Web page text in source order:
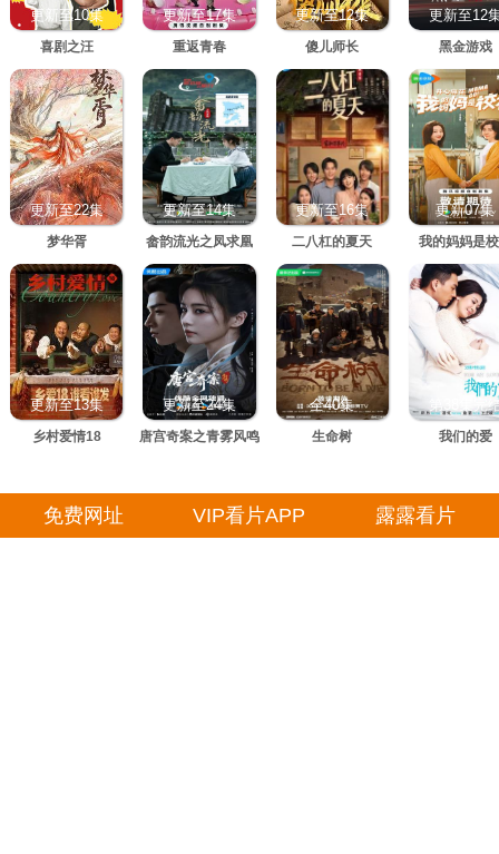
更新至10集
喜剧之汪
更新至17集
重返青春
更新至12集
傻儿师长
更新至12
黑金游戏
更新至22集
梦华胥
更新至14集
畲韵流光之凤求凰
更新至16集
二八杠的夏天
更新07集
我的妈妈是
更新至13集
乡村爱情18
更新至24集
唐宫奇案之青雾风鸣
全40集
生命树
第38集完
我们的爱
免费网址 VIP看片APP 露露看片